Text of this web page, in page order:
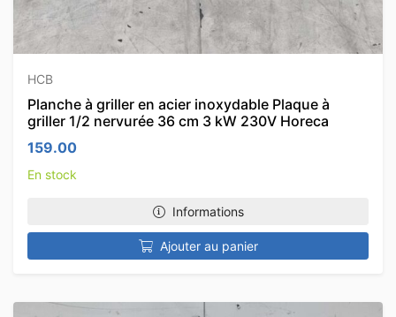
HCB
Planche à griller en acier inoxydable Plaque à
griller 1/2 nervurée 36 cm 3 kW 230V Horeca
159.00
En stock
Informations
Ajouter au panier